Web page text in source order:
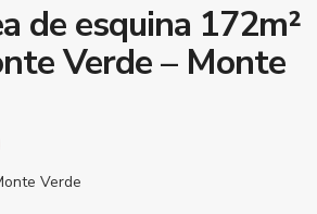
de esquina 172m²
Verde – Monte
Verde